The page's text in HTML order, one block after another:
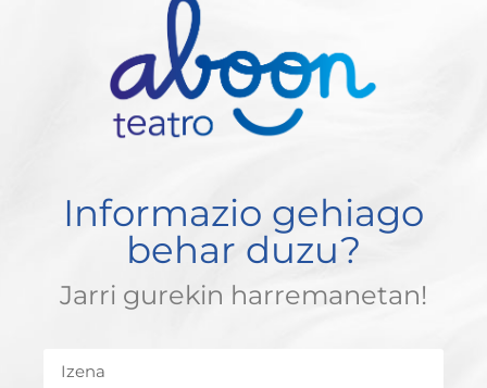
Informazio gehiago
behar duzu?
Jarri gurekin harremanetan!